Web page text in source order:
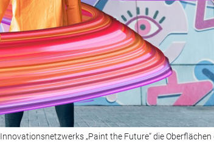
„Paint the Future“ die Oberflächen